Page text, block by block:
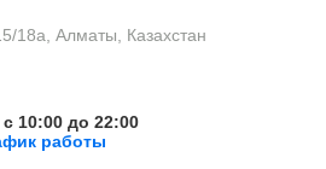
цене.
для мышц
высокую концентрацию
18а, Алматы, Казахстан
10:00 до 22:00
работы